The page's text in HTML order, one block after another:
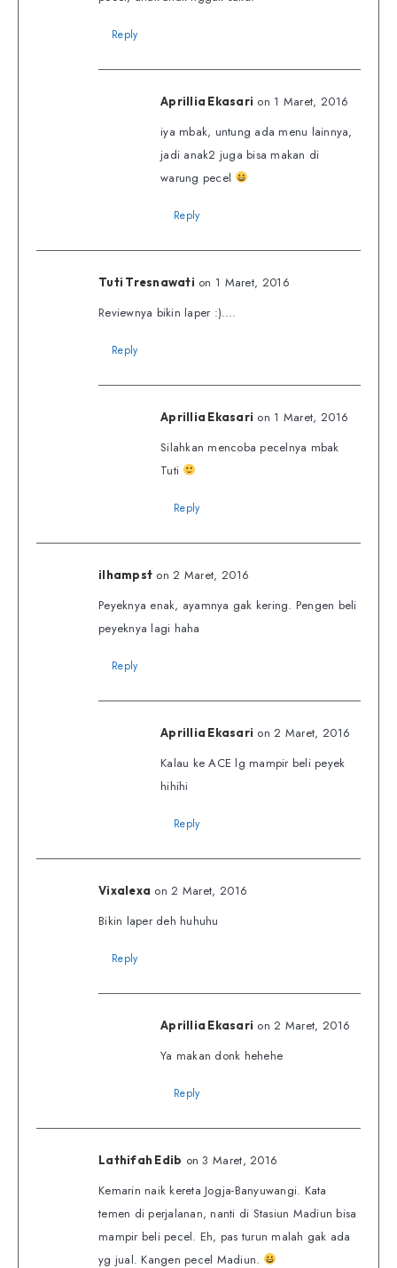
Reply
Aprillia Ekasari on 1 Maret, 2016
iya mbak, untung ada menu lainnya,
jadi anak2 juga bisa makan di
warung pecel
Reply
Tuti Tresnawati on 1 Maret, 2016
Reviewnya bikin laper :)….
Reply
Aprillia Ekasari on 1 Maret, 2016
Silahkan mencoba pecelnya mbak
Tuti
Reply
ilhampst on 2 Maret, 2016
Peyeknya enak, ayamnya gak kering. Pengen beli
peyeknya lagi haha
Reply
Aprillia Ekasari on 2 Maret, 2016
Kalau ke ACE lg mampir beli peyek
hihihi
Reply
Vixalexa on 2 Maret, 2016
Bikin laper deh huhuhu
Reply
Aprillia Ekasari on 2 Maret, 2016
Ya makan donk hehehe
Reply
Lathifah Edib on 3 Maret, 2016
Kemarin naik kereta Jogja-Banyuwangi. Kata
temen di perjalanan, nanti di Stasiun Madiun bisa
mampir beli pecel. Eh, pas turun malah gak ada
yg jual. Kangen pecel Madiun.